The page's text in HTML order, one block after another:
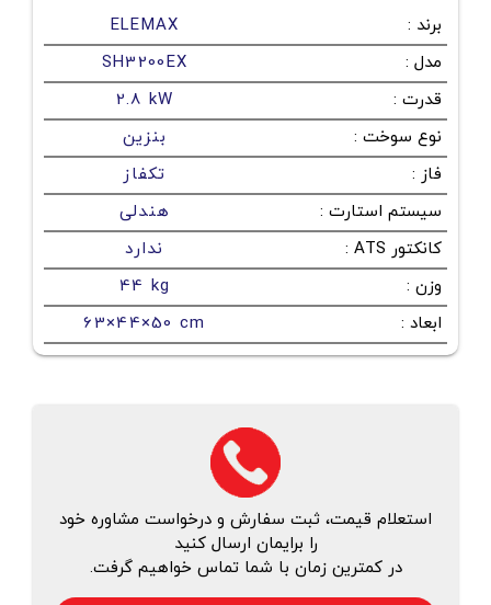
برند :
ELEMAX
مدل :
SH3200EX
قدرت :
2.8 kW
نوع سوخت :
بنزین
فاز :
تکفاز
سیستم استارت :
هندلی
کانکتور ATS
:
ندارد
وزن :
44 kg
ابعاد :
63×44×50 cm
استعلام قیمت، ثبت سفارش و درخواست مشاوره خود
را برایمان ارسال کنید
در کمترین زمان با شما تماس خواهیم گرفت.